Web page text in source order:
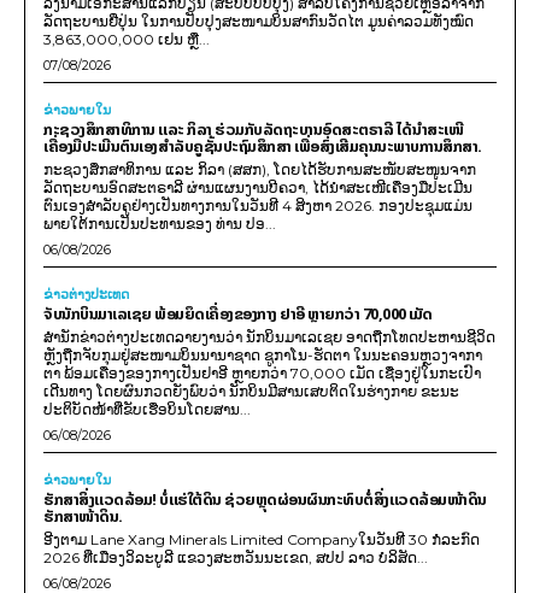
ລັດຖະບານຍີ່ປຸ່ນ ໃນການປັບປຸງສະໜາມບິນສາກົນວັດໄຕ ມູນຄ່າລວມທັງໝົດ
3,863,000,000 ເຢນ ຫຼື...
07/08/2026
ຂ່າວພາຍ​ໃນ
ກະຊວງສຶກສາທິການ ແລະ ກິລາ ຮ່ວມກັບລັດຖະບານອົດສະຕຣາລີ ໄດ້ນຳສະເໜີ
ເຄື່ອງມືປະເມີນຕົນເອງສຳລັບຄູຊັ້ນປະຖົມສຶກສາ ເພື່ອສົ່ງເສີມຄຸນນະພາບການສຶກສາ.
ກະຊວງສຶກສາທິການ ແລະ ກິລາ (ສສກ), ໂດຍໄດ້ຮັບການສະໜັບສະໜູນຈາກ
ລັດຖະບານອົດສະຕຣາລີ ຜ່ານແຜນງານບີຄວາ, ໄດ້ນຳສະເໜີເຄື່ອງມືປະເມີນ
ຕົນເອງສຳລັບຄູຢ່າງເປັນທາງການໃນວັນທີ 4 ສິງຫາ 2026. ກອງປະຊຸມແມ່ນ
ພາຍໃຕ້ການເປັນປະທານຂອງ ທ່ານ ປອ...
06/08/2026
ຂ່າວຕ່າງປະເທດ
ຈັບນັກບິນມາເລເຊຍ ພ້ອມຍຶດເຄື່ອງຂອງກາງ ຢາອີ ຫຼາຍກວ່າ 70,000 ເມັດ
ສຳນັກຂ່າວຕ່າງປະເທດລາຍງານວ່າ ນັກບິນມາເລເຊຍ ອາດຖືກໂທດປະຫານຊີວິດ
ຫຼັງຖືກຈັບກຸມຢູ່ສະໜາມບິນນານາຊາດ ຊູກາໂນ-ຮັດຕາ ໃນນະຄອນຫຼວງຈາກາ
ຕາ ພ້ອມເຄື່ອງຂອງກາງເປັນຢາອີ ຫຼາຍກວ່າ 70,000 ເມັດ ເຊື່ອງຢູ່ໃນກະເປົາ
ເດີນທາງ ໂດຍຜົນກວດຍັງພົບວ່າ ນັກບິນມີສານເສບຕິດໃນຮ່າງກາຍ ຂະນະ
ປະຕິບັດໜ້າທີ່ຂັບເຮືອບິນໂດຍສານ...
06/08/2026
ຂ່າວພາຍ​ໃນ
ຮັກສາສິ່ງແວດລ້ອມ! ບໍ່ແຮ່ໃຕ້ດິນ ຊ່ວຍຫຼຸດຜ່ອນຜົນກະທົບຕໍ່ສິ່ງແວດລ້ອມໜ້າດິນ
ຮັກສາໜ້າດິນ.
ອີງຕາມ Lane Xang Minerals Limited Companyໃນວັນທີ 30 ກໍລະກົດ
2026 ທີ່ເມືອງວິລະບູລີ ແຂວງສະຫວັນນະເຂດ, ສປປ ລາວ ບໍລິສັດ...
06/08/2026